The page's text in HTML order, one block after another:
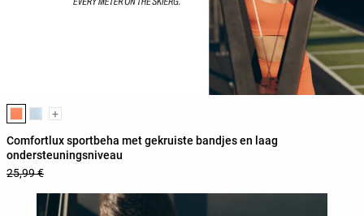
Lijst met productkleuren
+
Comfortlux sportbeha met gekruiste bandjes en laag
ondersteuningsniveau
25,99 €